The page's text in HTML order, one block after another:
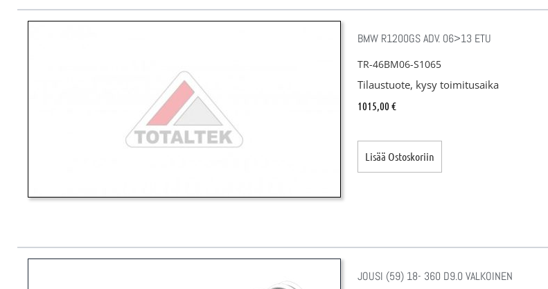
BMW R1200GS ADV. 06>13 ETU
TR-46BM06-S1065
Tilaustuote, kysy toimitusaika
1015,00 €
Lisää Ostoskoriin
JOUSI (59) 18- 360 D9.0 VALKOINEN